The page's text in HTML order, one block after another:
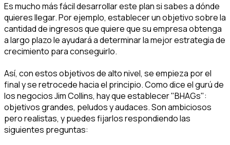
Es mucho más fácil desarrollar este plan si sabes a dónde
quieres llegar. Por ejemplo, establecer un objetivo sobre la
cantidad de ingresos que quiere que su empresa obtenga
a largo plazo le ayudará a determinar la mejor estrategia de
crecimiento para conseguirlo.
Así, con estos objetivos de alto nivel, se empieza por el
final y se retrocede hacia el principio. Como dice el gurú de
los negocios Jim Collins, hay que establecer "BHAGs":
objetivos grandes, peludos y audaces. Son ambiciosos
pero realistas, y puedes fijarlos respondiendo las
siguientes preguntas: